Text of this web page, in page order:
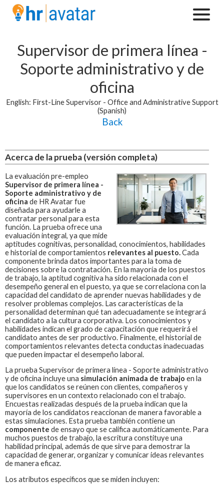
Supervisor de primera línea -
Soporte administrativo y de
oficina
English: First-Line Supervisor - Office and Administrative Support
(Spanish)
Back
Acerca de la prueba (versión completa)
La evaluación pre-empleo
Supervisor de primera línea -
Soporte administrativo y de
oficina de HR Avatar fue
diseñada para ayudarle a
contratar personal para esta
función. La prueba ofrece una
evaluación integral, ya que mide
aptitudes cognitivas, personalidad, conocimientos, habilidades
e historial de comportamientos relevantes al puesto.Cada
componente brinda datos importantes para la toma de
decisiones sobre la contratación. En la mayoría de los puestos
de trabajo, la aptitud cognitiva ha sido relacionada con el
desempeño general en el puesto, ya que se correlaciona con la
capacidad del candidato de aprender nuevas habilidades y de
resolver problemas complejos. Las características de la
personalidad determinan qué tan adecuadamente se integrará
el candidato a la cultura corporativa. Los conocimientos y
habilidades indican el grado de capacitación que requerirá el
candidato antes de ser productivo. Finalmente, el historial de
comportamientos relevantes detecta conductas inadecuadas
que pueden impactar el desempeño laboral.
La prueba Supervisor de primera línea - Soporte administrativo
y de oficina incluye una simulación animada de trabajo en la
que los candidatos se reúnen con clientes, compañeros y
supervisores en un contexto relacionado con el trabajo.
Encuestas realizadas después de la prueba indican que la
mayoría de los candidatos reaccionan de manera favorable a
estas simulaciones. Esta prueba también contiene un
componente de ensayo que se califica automáticamente. Para
muchos puestos de trabajo, la escritura constituye una
habilidad principal, además de que sirve para demostrar la
capacidad de generar, organizar y comunicar ideas relevantes
de manera eficaz.
Los atributos específicos que se miden incluyen: